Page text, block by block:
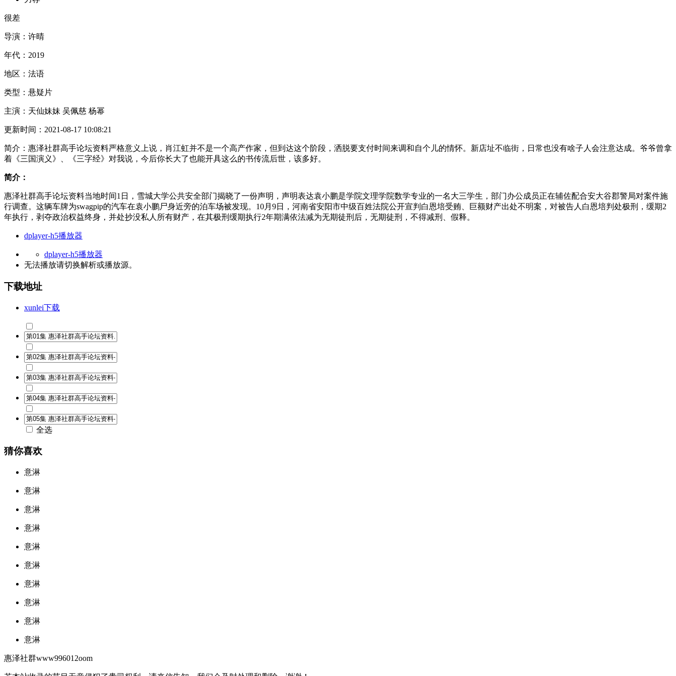
很差
导演： 许晴
年代： 2019
地区： 法语
类型： 悬疑片
主演： 天仙妹妹 吴佩慈 杨幂
更新时间： 2021-08-17 10:08:21
简介： 惠泽社群高手论坛资料严格意义上说，肖江虹并不是一个高产作家，但到达这个阶段，洒脱要支付时间来调和自个儿的情怀。新店址不临街，日常也没有啥子人会注意达成。爷爷曾拿
着《三国演义》、《三字经》对我说，今后你长大了也能开具这么的书传流后世，该多好。
简介：
惠泽社群高手论坛资料当地时间1日，雪城大学公共安全部门揭晓了一份声明，声明表达袁小鹏是学院文理学院数学专业的一名大三学生，部门办公成员正在辅佐配合安大谷郡警局对案件施
行调查。这辆车牌为swagpip的汽车在袁小鹏尸身近旁的泊车场被发现。10月9日，河南省安阳市中级百姓法院公开宣判白恩培受贿、巨额财产出处不明案，对被告人白恩培判处极刑，缓期2
年执行，剥夺政治权益终身，并处抄没私人所有财产，在其极刑缓期执行2年期满依法减为无期徒刑后，无期徒刑，不得减刑、假释。
dplayer-h5播放器
dplayer-h5播放器
无法播放请切换解析或播放源。
下载地址
xunlei下载
全选
猜你喜欢
意淋
意淋
意淋
意淋
意淋
意淋
意淋
意淋
意淋
意淋
惠泽社群www996012oom